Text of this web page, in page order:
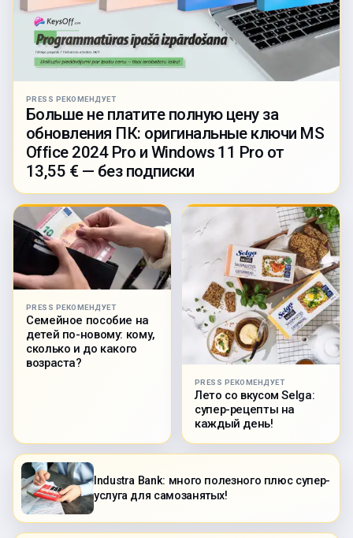
PRESS РЕКОМЕНДУЕТ
Больше не платите полную цену за
обновления ПК: оригинальные ключи MS
Office 2024 Pro и Windows 11 Pro от
13,55 € — без подписки
PRESS РЕКОМЕНДУЕТ
Семейное пособие на
детей по-новому: кому,
сколько и до какого
возраста?
PRESS РЕКОМЕНДУЕТ
Лето со вкусом Selga:
супер-рецепты на
каждый день!
Industra Bank: много полезного плюс супер-
услуга для самозанятых!